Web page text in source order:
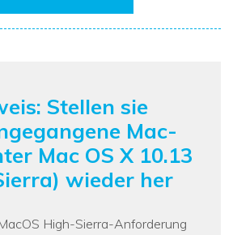
Stellen sie
Mac-
Mac OS X 10.13
wieder her
High-Sierra-Anforderung